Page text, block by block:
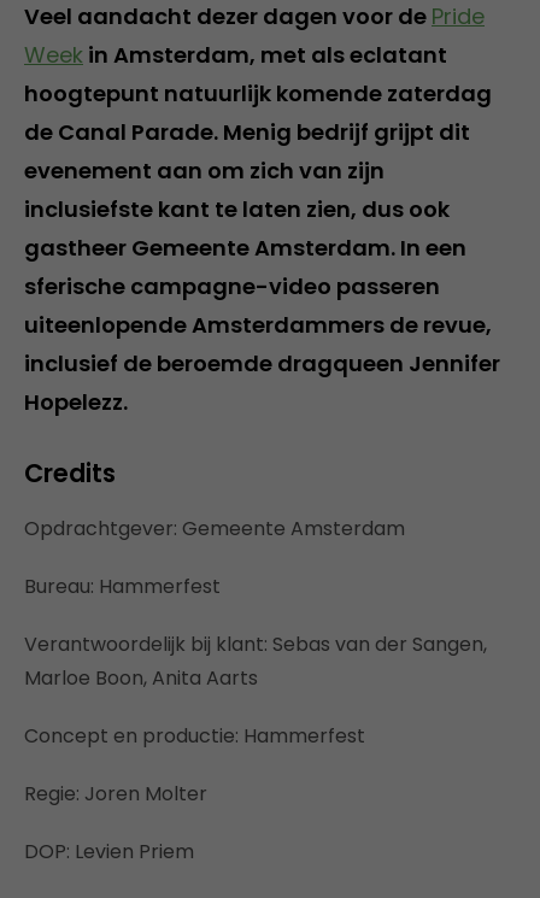
Veel aandacht dezer dagen voor de Pride
Week in Amsterdam, met als eclatant
hoogtepunt natuurlijk komende zaterdag
de Canal Parade. Menig bedrijf grijpt dit
evenement aan om zich van zijn
inclusiefste kant te laten zien, dus ook
gastheer Gemeente Amsterdam. In een
sferische campagne-video passeren
uiteenlopende Amsterdammers de revue,
inclusief de beroemde dragqueen Jennifer
Hopelezz.
Credits
Opdrachtgever: Gemeente Amsterdam
Bureau: Hammerfest
Verantwoordelijk bij klant: Sebas van der Sangen,
Marloe Boon, Anita Aarts
Concept en productie: Hammerfest
Regie: Joren Molter
DOP: Levien Priem